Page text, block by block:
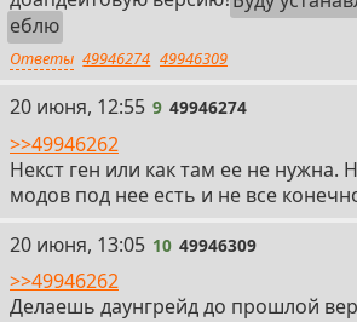
еблю
Ответы 49946274 49946309
9
20 июня, 12:55 9 49946274
>>49946262
Некст ген или как там ее не нужна.
модов под нее есть и не все
10
20 июня, 13:05 10 49946309
>>49946262
Делаешь даунгрейд до прошлой